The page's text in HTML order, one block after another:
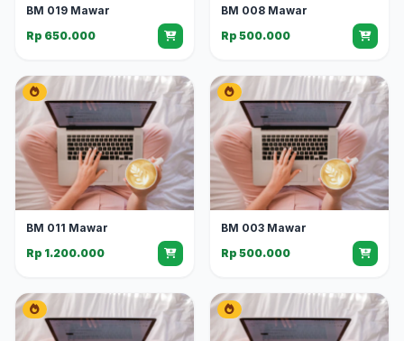
BM 019 Mawar
Rp 650.000
BM 008 Mawar
Rp 500.000
BM 011 Mawar
Rp 1.200.000
BM 003 Mawar
Rp 500.000